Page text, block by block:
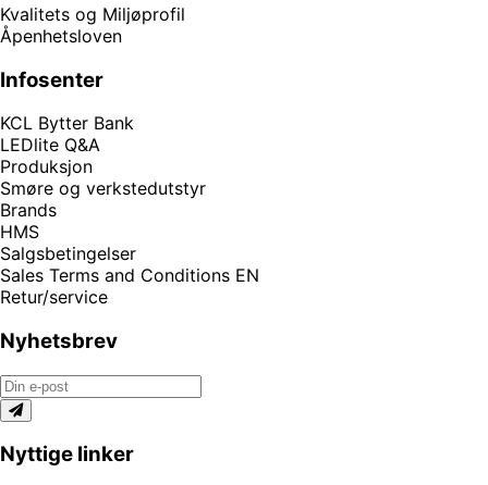
Kvalitets og Miljøprofil
Åpenhetsloven
Infosenter
KCL Bytter Bank
LEDlite Q&A
Produksjon
Smøre og verkstedutstyr
Brands
HMS
Salgsbetingelser
Sales Terms and Conditions EN
Retur/service
Nyhetsbrev
Nyttige linker